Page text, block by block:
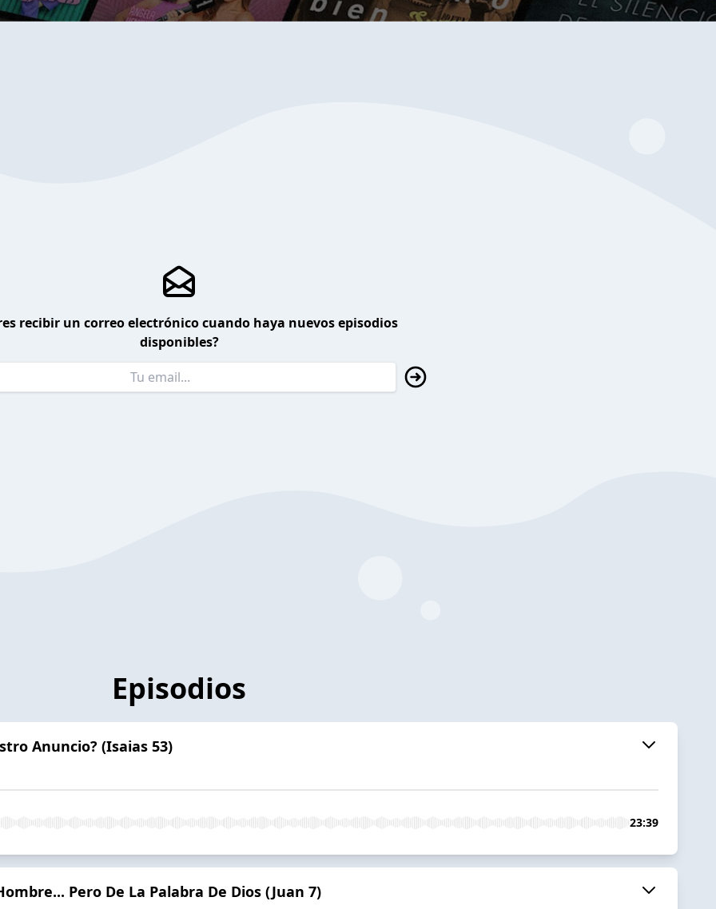
recibir un correo electrónico cuando haya nuevos episodios
disponibles?
Episodios
Anuncio? (Isaias 53)
23:39
Pero De La Palabra De Dios (Juan 7)